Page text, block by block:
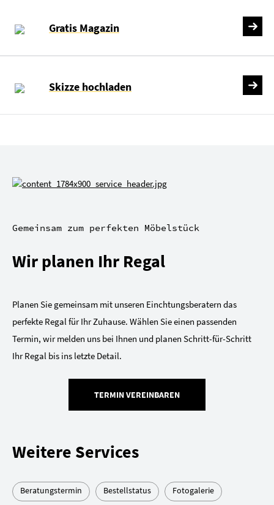
Gratis Magazin
Skizze hochladen
Gemeinsam zum perfekten Möbelstück
Wir planen Ihr Regal
Planen Sie gemeinsam mit unseren Einchtungsberatern das
perfekte Regal für Ihr Zuhause. Wählen Sie einen passenden
Termin, wir melden uns bei Ihnen und planen Schritt-für-Schritt
Ihr Regal bis ins letzte Detail.
TERMIN VEREINBAREN
Weitere Services
Beratungstermin Bestellstatus Fotogalerie